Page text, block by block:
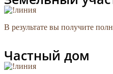
В результате вы получите
Частный дом